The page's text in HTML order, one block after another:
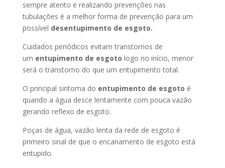
sempre atento e realizando prevenções nas
tubulações é a melhor forma de prevenção para um
possível desentupimento de esgoto.
Cuidados periódicos evitam transtornos de
um entupimento de esgoto logo no início, menor
será o transtorno do que um entupimento total.
O principal sintoma do entupimento de esgoto é
quando a água desce lentamente com pouca vazão
gerando reflexo de esgoto.
Poças de água, vazão lenta da rede de esgoto é
primeiro sinal de que o encanamento de esgoto está
entupido.